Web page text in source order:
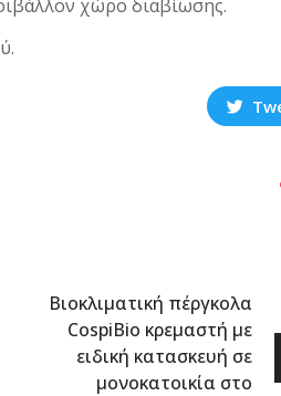
χώρο διαβίωσης.
Βιοκλιματική πέργκολα
CospiBio κρεμαστή με
ειδική κατασκευή σε
μονοκατοικία στο